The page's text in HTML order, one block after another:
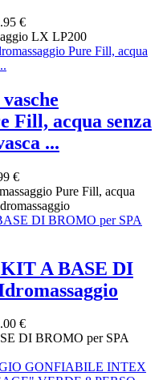
€
LX LP200
Fill, acqua senza
...
€
Pure Fill, acqua
A BASE DI
€
DI BROMO per SPA